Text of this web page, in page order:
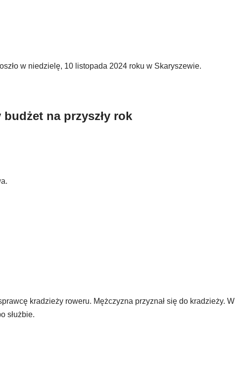
w niedzielę, 10 listopada 2024 roku w Skaryszewie.
na przyszły rok
kradzieży roweru. Mężczyzna przyznał się do kradzieży. W
służbie.